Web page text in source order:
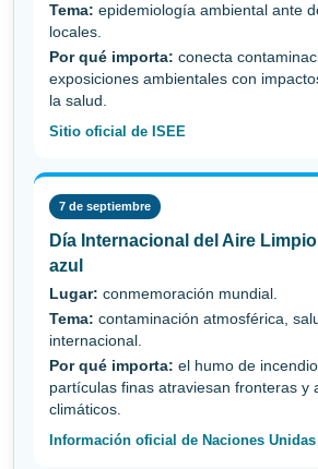
Tema: epidemiología ambiental ante
locales.
Por qué importa: conecta
exposiciones ambientales con
la salud.
Sitio oficial de ISEE
7 de septiembre
Día Internacional del Aire
azul
Lugar: conmemoración mundial.
Tema: contaminación atmosférica,
internacional.
Por qué importa: el humo de
partículas finas atraviesan fronteras y
climáticos.
Información oficial de Naciones Unidas